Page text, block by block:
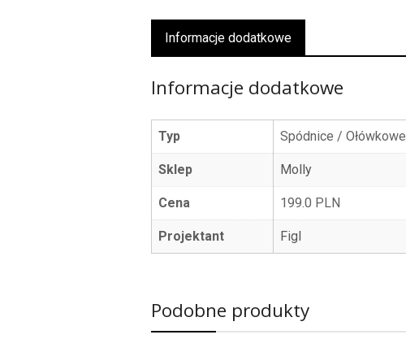
Informacje dodatkowe
Informacje dodatkowe
Typ Spódnice / Ołówkowe
Sklep Molly
Cena 199.0 PLN
Projektant Figl
Podobne produkty